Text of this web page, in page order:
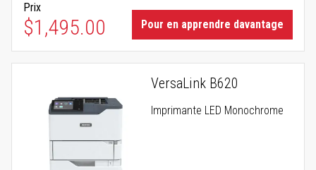
Prix
$1,495.00 Pour en apprendre davantage
VersaLink B620
Imprimante LED Monochrome